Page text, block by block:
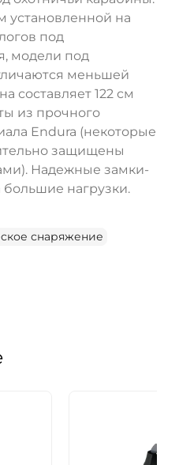
установленной на
под
модели под
меньшей
составляет 122 см
из прочного
Endura (некоторые
защищены
Надежные замки-
нагрузки.
снаряжение